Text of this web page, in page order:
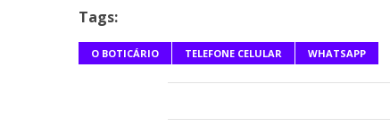
Tags:
O BOTICÁRIO TELEFONE CELULAR WHATSAPP